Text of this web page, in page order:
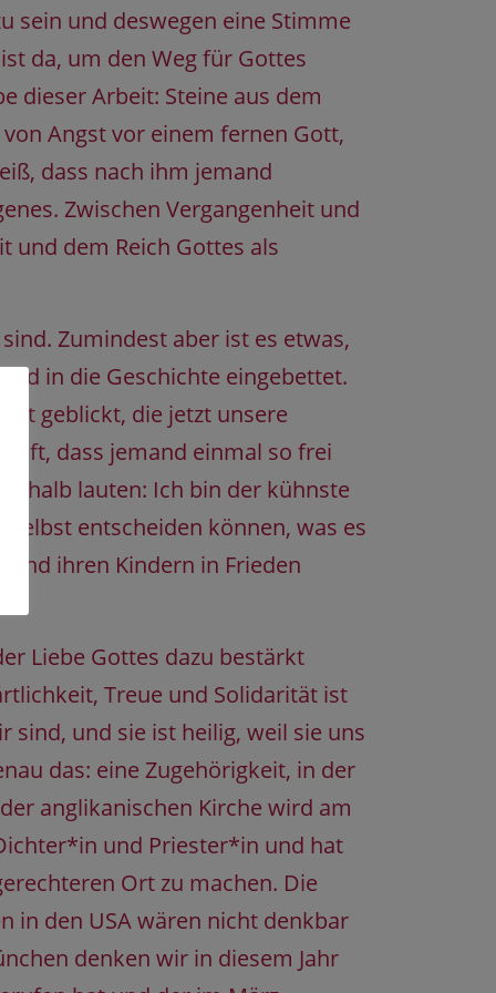
sein und deswegen eine Stimme
da, um den Weg für Gottes
dieser Arbeit: Steine aus dem
Angst vor einem fernen Gott,
dass nach ihm jemand
Zwischen Vergangenheit und
und dem Reich Gottes als
Zumindest aber ist es etwas,
in die Geschichte eingebettet.
geblickt, die jetzt unsere
dass jemand einmal so frei
lauten: Ich bin der kühnste
entscheiden können, was es
ihren Kindern in Frieden
Liebe Gottes dazu bestärkt
Treue und Solidarität ist
sind, und sie ist heilig, weil sie uns
das: eine Zugehörigkeit, in der
anglikanischen Kirche wird am
und Priester*in und hat
Ort zu machen. Die
in den USA wären nicht denkbar
denken wir in diesem Jahr